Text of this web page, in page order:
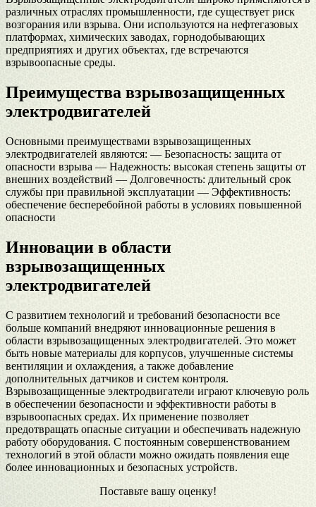
различных отраслях промышленности, где существует риск
возгорания или взрыва. Они используются на нефтегазовых
платформах, химических заводах, горнодобывающих
предприятиях и других объектах, где встречаются
взрывоопасные среды.
Преимущества взрывозащищенных
электродвигателей
Основными преимуществами взрывозащищенных
электродвигателей являются: — Безопасность: защита от
опасности взрыва — Надежность: высокая степень защиты от
внешних воздействий — Долговечность: длительный срок
службы при правильной эксплуатации — Эффективность:
обеспечение бесперебойной работы в условиях повышенной
опасности
Инновации в области
взрывозащищенных
электродвигателей
С развитием технологий и требований безопасности все
больше компаний внедряют инновационные решения в
области взрывозащищенных электродвигателей. Это может
быть новые материалы для корпусов, улучшенные системы
вентиляции и охлаждения, а также добавление
дополнительных датчиков и систем контроля.
Взрывозащищенные электродвигатели играют ключевую роль
в обеспечении безопасности и эффективности работы в
взрывоопасных средах. Их применение позволяет
предотвращать опасные ситуации и обеспечивать надежную
работу оборудования. С постоянным совершенствованием
технологий в этой области можно ожидать появления еще
более инновационных и безопасных устройств.
Поставьте вашу оценку!